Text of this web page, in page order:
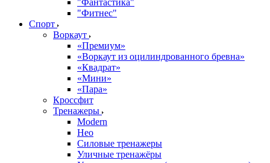
"Фантастика"
"Фитнес"
Спорт
Воркаут
«Премиум»
«Воркаут из оцилиндрованного бревна»
«Квадрат»
«Мини»
«Пара»
Кроссфит
Тренажеры
Modern
Нео
Силовые тренажеры
Уличные тренажёры